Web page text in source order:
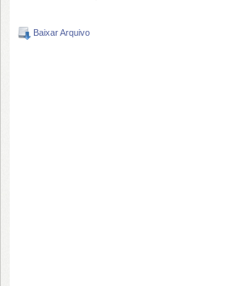
Baixar Arquivo